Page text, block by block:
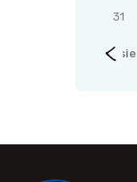
31
« sie